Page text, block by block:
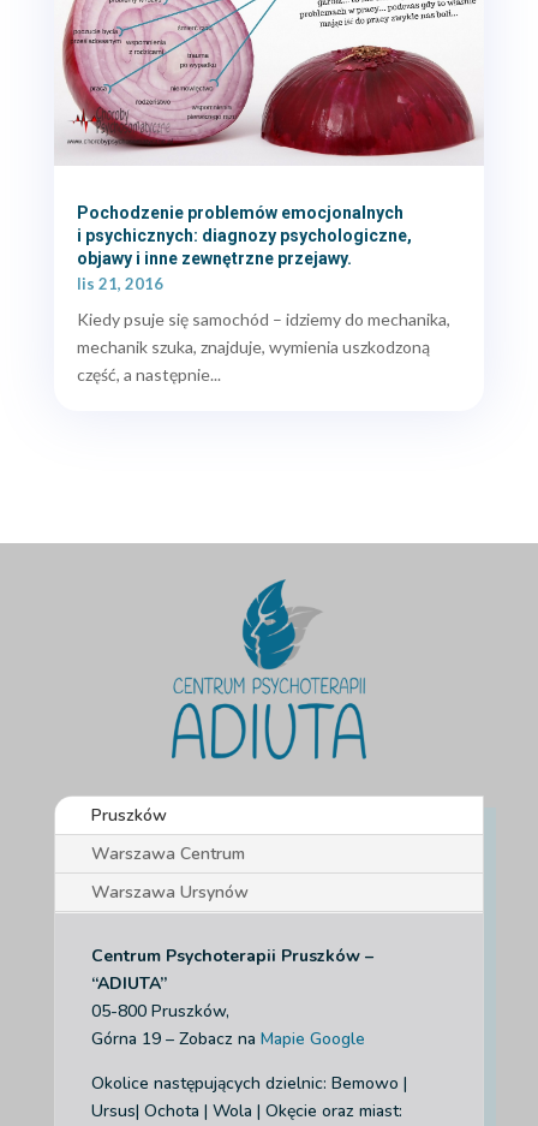
Pochodzenie problemów emocjonalnych
i psychicznych: diagnozy psychologiczne,
objawy i inne zewnętrzne przejawy.
lis 21, 2016
Kiedy psuje się samochód – idziemy do mechanika,
mechanik szuka, znajduje, wymienia uszkodzoną
część, a następnie...
Pruszków
Warszawa Centrum
Warszawa Ursynów
Centrum Psychoterapii Pruszków –
“ADIUTA”
05-800 Pruszków,
Górna 19 – Zobacz na Mapie Google
Okolice następujących dzielnic: Bemowo |
Ursus| Ochota | Wola | Okęcie oraz miast: